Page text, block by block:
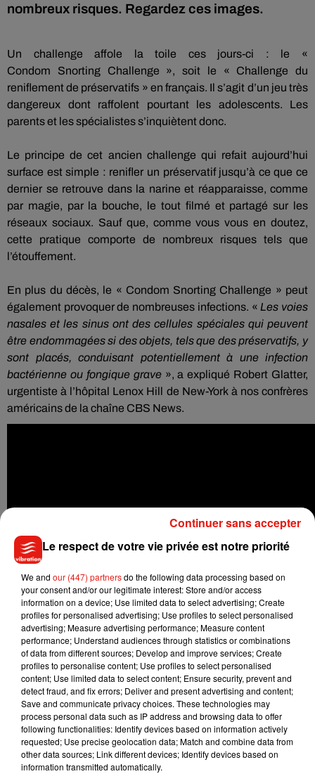
nombreux risques. Regardez ces images.
Un challenge affole la toile ces jours-ci :
le «
Condom
Snorting
Challenge », soit le « Challenge du
reniflement de préservatifs » en français. Il s’agit d’un jeu très
dangereux dont raffolent pourtant les adolescents.
Les
parents et les spécialistes s’inquiètent donc.
Le principe de cet ancien challenge qui refait aujourd’hui
surface est simple : renifler un préservatif jusqu’à ce que ce
dernier se retrouve dans la narine et réapparaisse, comme
par magie, par la bouche, le tout filmé et partagé sur les
réseaux sociaux. Sauf que, comme vous vous en doutez,
cette pratique comporte de nombreux risques tels que
l’étouffement.
En plus du décès, le « Condom Snorting Challenge » peut
également provoquer de nombreuses infections. « Les voies
nasales et les sinus ont des cellules spéciales qui peuvent
être endommagées si des objets, tels que des préservatifs, y
sont placés, conduisant potentiellement à une infection
bactérienne ou fongique grave», a expliqué Robert Glatter,
urgentiste à l’hôpital Lenox Hill de New-York à nos confrères
américains de la chaîne CBS News.
Musique
Benny Blanco invite Selena Gomez et
Becky G sur son nouveau single
Le respect de votre vie privée est notre priorité
We and our (447) partnersdo the following data processing based on
your consent and/or our legitimate interest: Store and/or access
information on a device; Use limited data to select advertising; Create
profiles for personalised advertising; Use profiles to select personalised
advertising; Measure advertising performance; Measure content
performance; Understand audiences through statistics or combinations
of data from different sources; Develop and improve services; Create
profiles to personalise content; Use profiles to select personalised
content; Use limited data to select content; Ensure security, prevent and
detect fraud, and fix errors; Deliver and present advertising and content;
Save and communicate privacy choices. These technologies may
process personal data such as IP address and browsing data to offer
following functionalities: Identify devices based on information actively
requested; Use precise geolocation data; Match and combine data from
other data sources; Link different devices; Identify devices based on
information transmitted automatically.
Continuer sans accepter